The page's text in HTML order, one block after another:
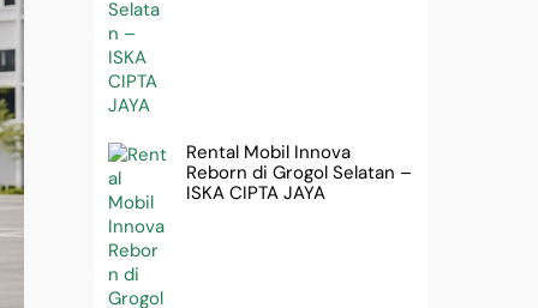
Rental Mobil Innova
Reborn di Grogol Selatan –
ISKA CIPTA JAYA